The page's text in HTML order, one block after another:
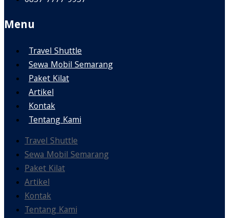
Menu
Travel Shuttle
Sewa Mobil Semarang
Paket Kilat
Artikel
Kontak
Tentang Kami
Travel Shuttle
Sewa Mobil Semarang
Paket Kilat
Artikel
Kontak
Tentang Kami